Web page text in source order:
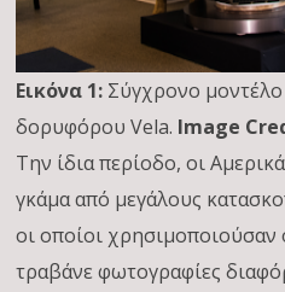
Εικόνα 1: Σύγχρονο
δορυφόρου Vela. Image
Την ίδια περίοδο, οι
γκάμα από μεγάλους
οι οποίοι χρησιμοποιούσαν
τραβάνε φωτογραφίες